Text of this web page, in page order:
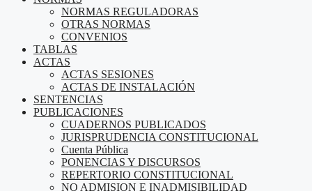
NORMAS REGULADORAS
OTRAS NORMAS
CONVENIOS
TABLAS
ACTAS
ACTAS SESIONES
ACTAS DE INSTALACIÓN
SENTENCIAS
PUBLICACIONES
CUADERNOS PUBLICADOS
JURISPRUDENCIA CONSTITUCIONAL
Cuenta Pública
PONENCIAS Y DISCURSOS
REPERTORIO CONSTITUCIONAL
NO ADMISION E INADMISIBILIDAD